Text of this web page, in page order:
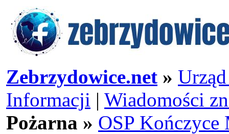
Zebrzydowice.net »
Informacji | Wiadomości
Pożarna » OSP Kończyce